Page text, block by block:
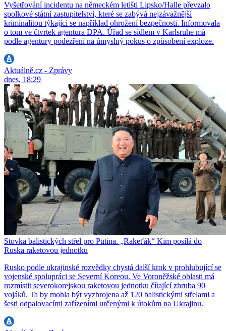
Vyšetřování incidentu na německém letišti Lipsko/Halle převzalo
spolkové státní zastupitelství, které se zabývá nejzávažnější
kriminalitou týkající se například ohrožení bezpečnosti. Informovala
o tom ve čtvrtek agentura DPA. Úřad se sídlem v Karlsruhe má
podle agentury podezření na úmyslný pokus o způsobení exploze.
Aktuálně.cz - Zprávy
dnes, 18:29
Stovka balistických střel pro Putina. „Rakeťák“ Kim posílá do
Ruska raketovou jednotku
Rusko podle ukrajinské rozvědky chystá další krok v prohlubující se
vojenské spolupráci se Severní Koreou. Ve Voroněžské oblasti má
rozmístit severokorejskou raketovou jednotku čítající zhruba 90
vojáků. Ta by mohla být vyzbrojena až 120 balistickými střelami a
šesti odpalovacími zařízeními určenými k útokům na Ukrajinu.